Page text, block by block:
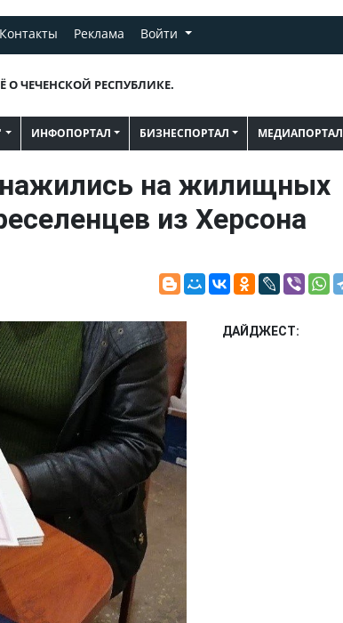
Контакты Реклама Войти
О ЧЕЧЕНСКОЙ РЕСПУБЛИКЕ.
ИНФОПОРТАЛ БИЗНЕСПОРТАЛ МЕДИАПОРТАЛ
на жилищных
из Херсона
ДАЙДЖЕСТ: